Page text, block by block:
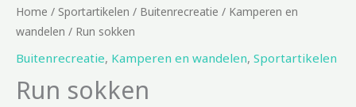
Home / Sportartikelen / Buitenrecreatie / Kamperen en
wandelen / Run sokken
Buitenrecreatie, Kamperen en wandelen, Sportartikelen
Run sokken